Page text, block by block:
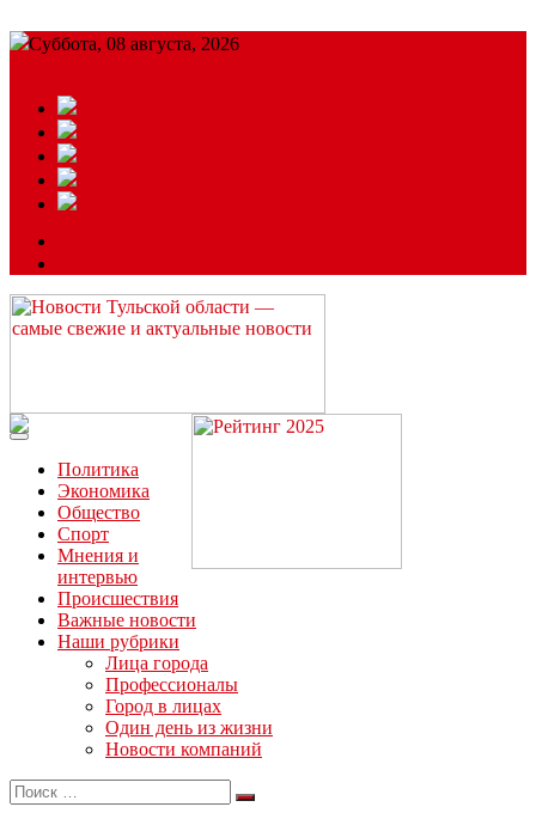
Суббота, 08 августа, 2026
Читайте последние новости дня в Тульской области на сайте
“ЗаНовомосковск”
Политика
Экономика
Общество
Спорт
Мнения и
интервью
Происшествия
Важные новости
Наши рубрики
Лица города
Профессионалы
Город в лицах
Один день из жизни
Новости компаний